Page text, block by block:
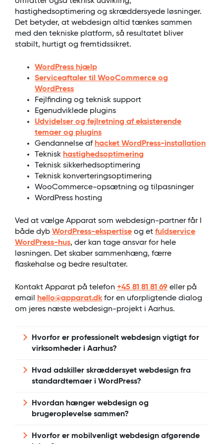
hastighedsoptimering og skræddersyede løsninger.
Det betyder, at webdesign altid tænkes sammen
med den tekniske platform, så resultatet bliver
stabilt, hurtigt og fremtidssikret.
WordPress hjælp
Serviceaftaler til WooCommerce og
WordPress
Fejlfinding og teknisk support
Egenudviklede plugins
Udvidelser og fejlretning af eksisterende
temaer og plugins
Gendannelse af hacket WordPress-installation
Teknisk hastighedsoptimering
Teknisk sikkerhedsoptimering
Teknisk konverteringsoptimering
WooCommerce-opsætning og tilpasninger
WordPress hosting
Ved at vælge Apparat som webdesign-partner får I
både dyb WordPress-ekspertise og et fuldservice
WordPress-hus, der kan tage ansvar for hele
løsningen. Det skaber sammenhæng, færre
flaskehalse og bedre resultater.
Kontakt Apparat på telefon +45 81 81 81 69 eller på
email hello@apparat.dk for en uforpligtende dialog
om jeres næste webdesign-projekt i Aarhus.
Hvorfor er professionelt webdesign vigtigt for
virksomheder i Aarhus?
Professionelt webdesign er afgørende, fordi
hjemmesiden ofte er det første møde mellem
virksomheder i Aarhus betyder et
gennemtænkt webdesign, at budskaber
kommunikeres klart, brandet fremstår
troværdigt, og brugerne nemt kan finde det,
de leder efter. Et godt webdesign understøtter
Hvad adskiller skræddersyet webdesign fra
standardtemaer i WordPress?
Skræddersyet webdesign tager udgangspunkt
i virksomhedens identitet, målgrupper og
forretningsmål, hvor standardtemaer ofte er
generiske løsninger til mange formål. For
virksomheder i Aarhus betyder skræddersyet
Hvordan hænger webdesign og
brugeroplevelse sammen?
Webdesign og brugeroplevelse hænger tæt
sammen, fordi designet guider brugerne
Hvorfor er mobilvenligt webdesign afgørende